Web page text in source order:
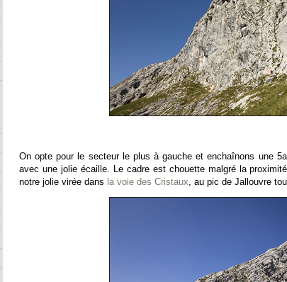
On opte pour le secteur le plus à gauche et enchaînons une
avec une jolie écaille. Le cadre est chouette malgré la
notre jolie virée dans la voie des Cristaux, au pic de Jallouvre